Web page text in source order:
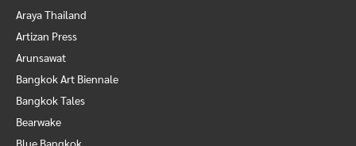
Araya Thailand
Artizan Press
Arunsawat
Bangkok Art Biennale
Bangkok Tales
Bearwake
Blue Bangkok